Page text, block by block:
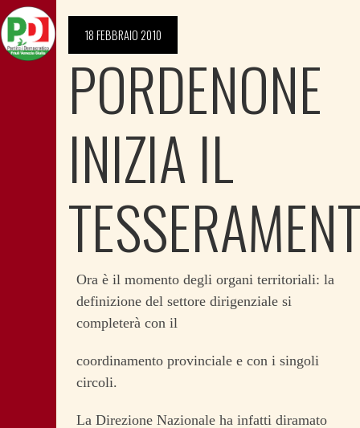
18 FEBBRAIO 2010
PORDENONE
INIZIA IL
Ora è il momento degli organi territoriali: la
definizione del settore dirigenziale si
completerà con il
coordinamento provinciale e con i singoli
circoli.
La Direzione Nazionale ha infatti diramato